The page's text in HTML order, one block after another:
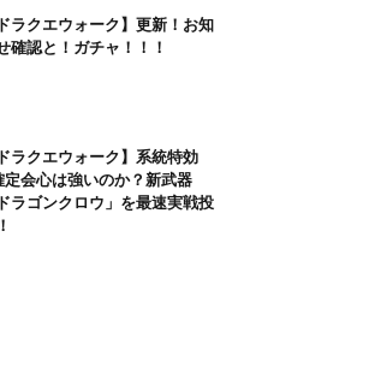
ドラクエウォーク】更新！お知
確認と！ガチャ！！！
ドラクエウォーク】系統特効
定会心は強いのか？新武器
ラゴンクロウ」を最速実戦投